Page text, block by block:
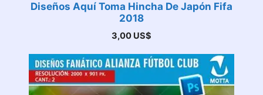
Diseños Aquí Toma Hincha De Japón Fifa
2018
3,00 US$